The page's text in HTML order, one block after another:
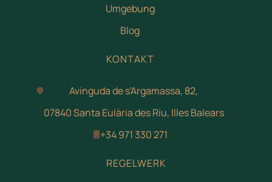
Umgebung
Blog
KONTAKT
Avinguda de s'Argamassa, 82,
07840 Santa Eulària des Riu, Illes Balears
+34 971 330 271
REGELWERK